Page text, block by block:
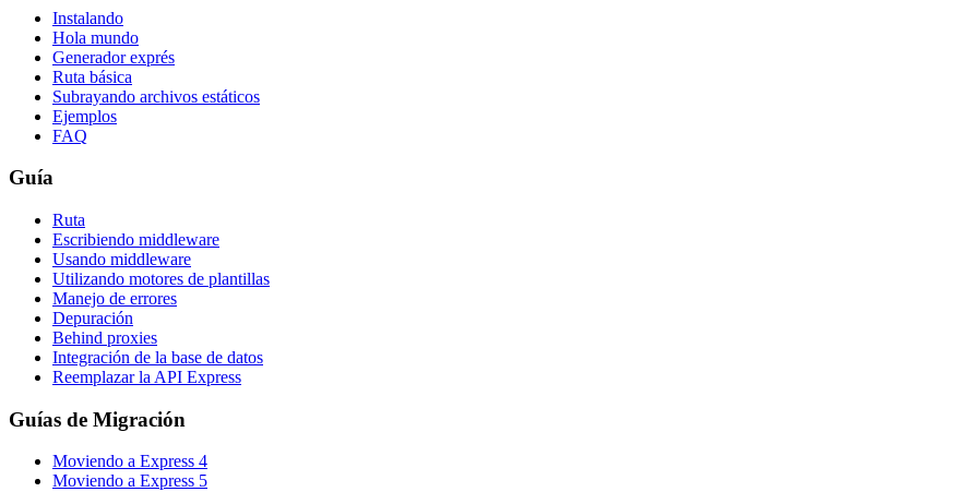
Instalando
Hola mundo
Generador exprés
Ruta básica
Subrayando archivos estáticos
Ejemplos
FAQ
Guía
Ruta
Escribiendo middleware
Usando middleware
Utilizando motores de plantillas
Manejo de errores
Depuración
Behind proxies
Integración de la base de datos
Reemplazar la API Express
Guías de Migración
Moviendo a Express 4
Moviendo a Express 5